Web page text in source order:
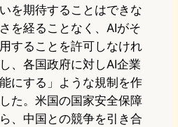
を期待することはできな
を経ることなく、AIがそ
することを許可しなけれ
、各国政府に対しAI企業
にする」ような規制を作
た。米国の国家安全保障
、中国との競争を引き合